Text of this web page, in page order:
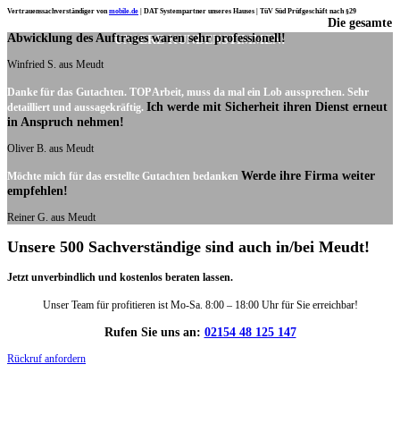
Vertrauenssachverständiger vonmobile.de DAT Systempartner unseres Hauses | TüV Süd Prüfgeschäft nach §29
UNSERE KUNDENSTIMMEN:
Die gesamte
Abwicklung des Auftrages waren sehr professionell!
Winfried S. aus Meudt
Danke für das Gutachten. TOP Arbeit, muss da mal ein Lob aussprechen. Sehr
detailliert und aussagekräftig. Ich werde mit Sicherheit ihren Dienst erneut
in Anspruch nehmen!
Oliver B. aus Meudt
Möchte mich für das erstellte Gutachten bedanken Werde ihre Firma weiter
empfehlen!
Reiner G. aus Meudt
Unsere 500 Sachverständige sind auch in/bei Meudt!
Jetzt unverbindlich und kostenlos beraten lassen.
Unser Team für profitieren ist Mo-Sa. 8:00 – 18:00 Uhr für Sie erreichbar!
Rufen Sie uns an: 02154 48 125 147
Rückruf anfordern